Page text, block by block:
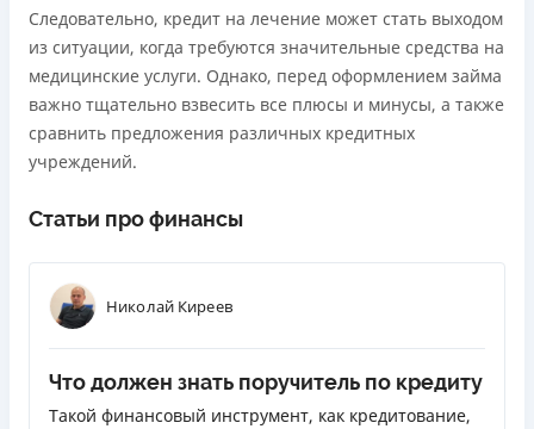
Следовательно, кредит на лечение может стать выходом
из ситуации, когда требуются значительные средства на
медицинские услуги. Однако, перед оформлением займа
важно тщательно взвесить все плюсы и минусы, а также
сравнить предложения различных кредитных
учреждений.
Статьи про финансы
Николай Киреев
Что должен знать поручитель по кредиту
Такой финансовый инструмент, как кредитование,